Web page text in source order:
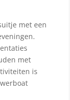
met een
met
is